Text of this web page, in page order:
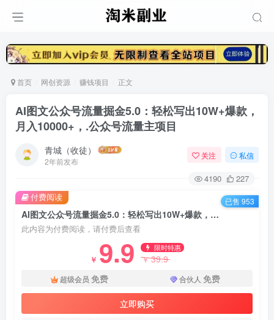
首页 网创资源 赚钱项目 正文
AI图文公众号流量掘金5.0：轻松写出10W+爆款，
月入10000+，.公众号流量主项目
青城（收徒）
2年前发布
关注 私信
4190 227
AI图文公众号流量掘金5.0：轻松写出10W+爆款，月入10000+，.公众号流量主项目
此内容为付费阅读，请付费后查看
￥ 9.9 限时特惠
￥39.9
超级会员 免费 合伙人 免费
立即购买
付费阅读 已售 953